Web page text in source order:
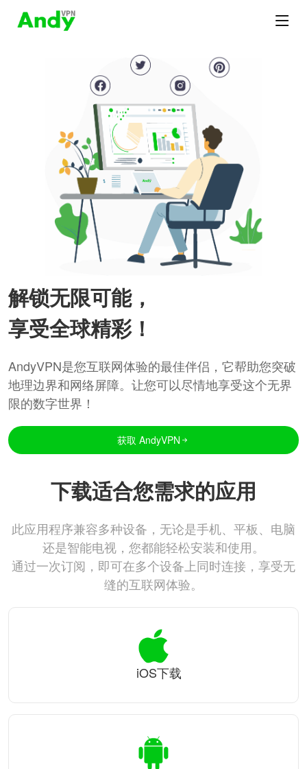
解锁无限可能，
享受全球精彩！
AndyVPN是您互联网体验的最佳伴侣，它帮助您突破
地理边界和网络屏障。让您可以尽情地享受这个无界
限的数字世界！
获取 AndyVPN
下载适合您需求的应用
此应用程序兼容多种设备，无论是手机、平板、电脑
还是智能电视，您都能轻松安装和使用。
通过一次订阅，即可在多个设备上同时连接，享受无
缝的互联网体验。
iOS下载